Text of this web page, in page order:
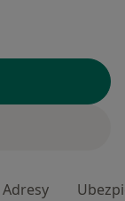
Adresy